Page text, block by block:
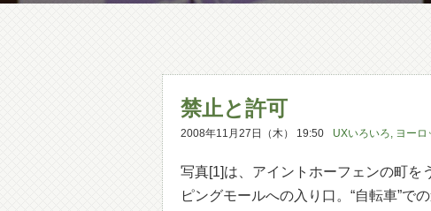
禁止と許可
2008年11月27日（木） 19:50 UXいろいろ, ヨーロ
写真[1]は、アイントホーフェンの町を
ピングモールへの入り口。“自転車”で